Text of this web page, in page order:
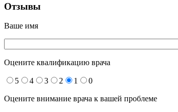
Отзывы
Ваше имя
Оцените квалификацию врача
5 4 3 2 1 0
Оцените внимание врача к вашей проблеме